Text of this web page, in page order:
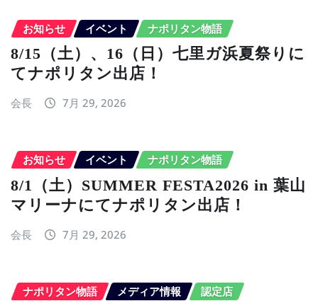
お知らせ イベント ナポリタン物語
8/15（土）、16（日）七里ガ浜夏祭りに
てナポリタン出店！
会長 7月 29, 2026
お知らせ イベント ナポリタン物語
8/1（土）SUMMER FESTA2026 in 葉山
マリーナにてナポリタン出店！
会長 7月 29, 2026
ナポリタン物語 メディア情報 認定店